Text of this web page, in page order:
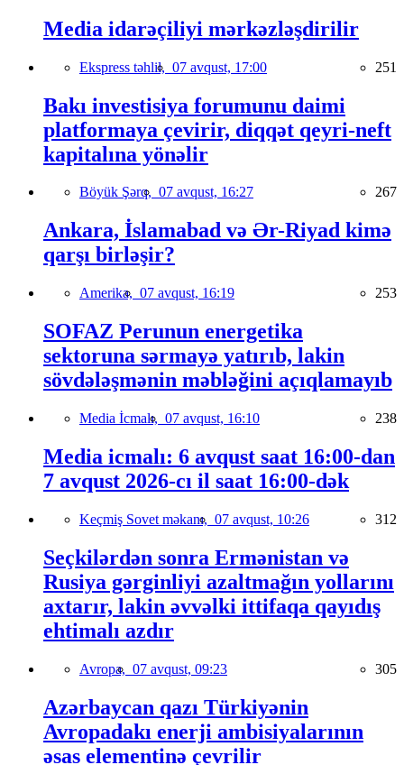
Media idarəçiliyi mərkəzləşdirilir
Ekspress təhlil, 07 avqust, 17:00 251
Bakı investisiya forumunu daimi
platformaya çevirir, diqqət qeyri-neft
kapitalına yönəlir
Böyük Şərq, 07 avqust, 16:27 267
Ankara, İslamabad və Ər-Riyad kimə
qarşı birləşir?
Amerika, 07 avqust, 16:19 253
SOFAZ Perunun energetika
sektoruna sərmayə yatırıb, lakin
sövdələşmənin məbləğini açıqlamayıb
Media İcmalı, 07 avqust, 16:10 238
Media icmalı: 6 avqust saat 16:00-dan
7 avqust 2026-cı il saat 16:00-dək
Keçmiş Sovet məkanı, 07 avqust, 10:26 312
Seçkilərdən sonra Ermənistan və
Rusiya gərginliyi azaltmağın yollarını
axtarır, lakin əvvəlki ittifaqa qayıdış
ehtimalı azdır
Avropa, 07 avqust, 09:23 305
Azərbaycan qazı Türkiyənin
Avropadakı enerji ambisiyalarının
əsas elementinə çevrilir